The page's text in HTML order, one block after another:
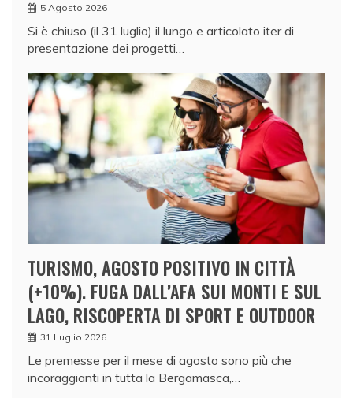
5 Agosto 2026
Si è chiuso (il 31 luglio) il lungo e articolato iter di
presentazione dei progetti…
TURISMO, AGOSTO POSITIVO IN CITTÀ
(+10%). FUGA DALL’AFA SUI MONTI E SUL
LAGO, RISCOPERTA DI SPORT E OUTDOOR
31 Luglio 2026
Le premesse per il mese di agosto sono più che
incoraggianti in tutta la Bergamasca,…